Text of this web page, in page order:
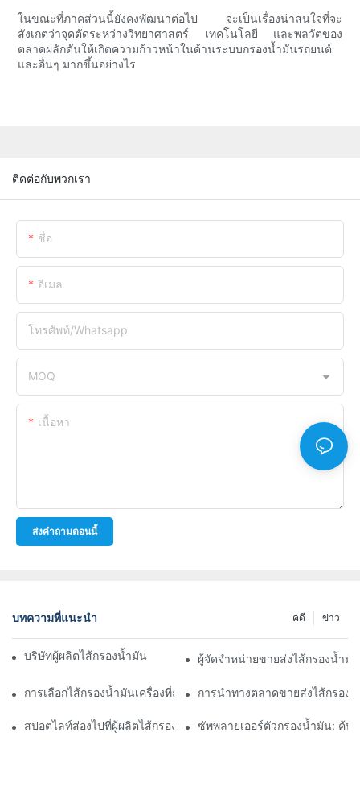
ในขณะที่ภาคส่วนนี้ยังคงพัฒนาต่อไป จะเป็นเรื่องน่าสนใจที่จะ
สังเกตว่าจุดตัดระหว่างวิทยาศาสตร์ เทคโนโลยี และพลวัตของ
ตลาดผลักดันให้เกิดความก้าวหน้าในด้านระบบกรองน้ำมันรถยนต์
และอื่นๆ มากขึ้นอย่างไร
ติดต่อกับพวกเรา
ชื่อ
อีเมล
โทรศัพท์/whatsapp
MOQ
เนื้อหา
ส่งคำถามตอนนี้
บทความที่แนะนำ ข่าว
คดี
บริษัทผู้ผลิตไส้กรองน้ำมันชั้นนำ: ภาพรวมที่ครอบคลุม
ผู้จัดจำหน่ายขายส่งไส้กรองน้ำมั
การเลือกไส้กรองน้ำมันเครื่องที่ถูกต้องสำหรับรุ่นรถของคุณ: ข้อควร
การนำทางตลาดขายส่งไส้กรอง
สปอตไลท์ส่องไปที่ผู้ผลิตไส้กรองน้ำมันชั้นนำและนวัตกรรมของพวกเ
ซัพพลายเออร์ตัวกรองน้ำมัน: ค้